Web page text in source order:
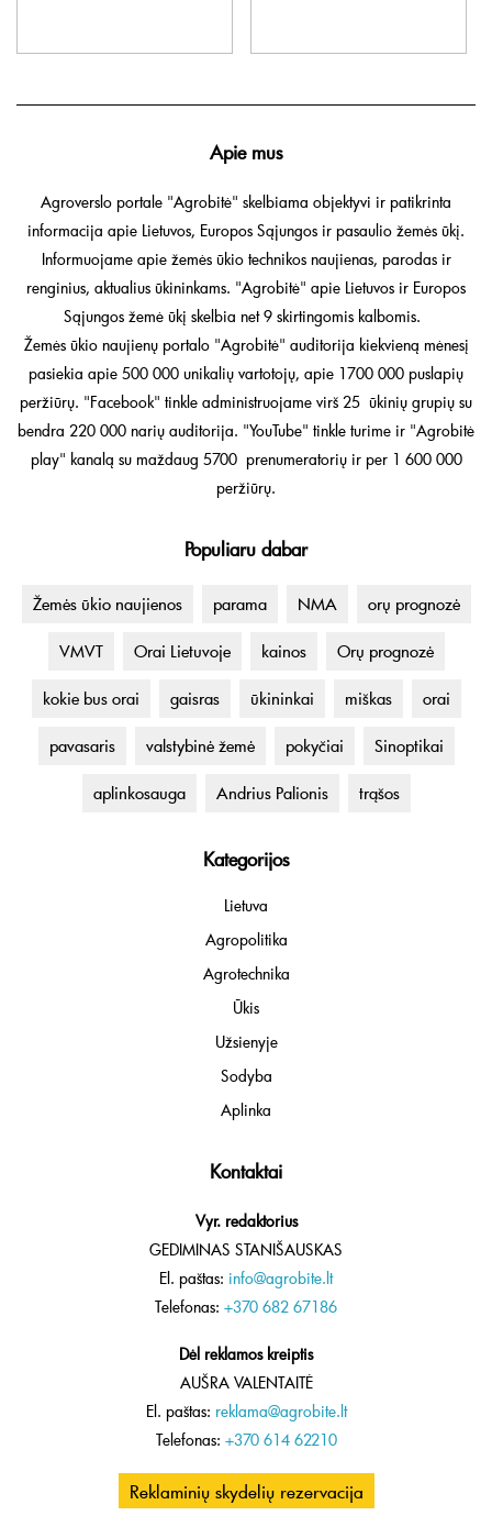
Apie mus
Agroverslo portale "Agrobitė" skelbiama objektyvi ir patikrinta
informacija apie Lietuvos, Europos Sąjungos ir pasaulio žemės ūkį.
Informuojame apie žemės ūkio technikos naujienas, parodas ir
renginius, aktualius ūkininkams. "Agrobitė" apie Lietuvos ir Europos
Sąjungos žemė ūkį skelbia net 9 skirtingomis kalbomis.
Žemės ūkio naujienų portalo "Agrobitė" auditorija kiekvieną mėnesį
pasiekia apie 500 000 unikalių vartotojų, apie 1700 000 puslapių
peržiūrų. "Facebook" tinkle administruojame virš 25 ūkinių grupių su
bendra 220 000 narių auditorija. "YouTube" tinkle turime ir "Agrobitė
play" kanalą su maždaug 5700 prenumeratorių ir per 1 600 000
peržiūrų.
Populiaru dabar
Žemės ūkio naujienos parama NMA orų prognozė
VMVT Orai Lietuvoje kainos Orų prognozė
kokie bus orai gaisras ūkininkai miškas orai
pavasaris valstybinė žemė pokyčiai Sinoptikai
aplinkosauga Andrius Palionis trąšos
Kategorijos
Lietuva
Agropolitika
Agrotechnika
Ūkis
Užsienyje
Sodyba
Aplinka
Kontaktai
Vyr. redaktorius
GEDIMINAS STANIŠAUSKAS
El. paštas: info@agrobite.lt
Telefonas: +370 682 67186
Dėl reklamos kreiptis
AUŠRA VALENTAITĖ
El. paštas: reklama@agrobite.lt
Telefonas: +370 614 62210
Reklaminių skydelių rezervacija